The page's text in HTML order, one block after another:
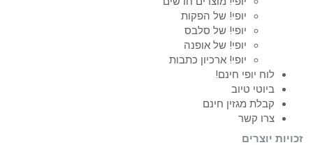
יופי! של הפקות
יופי! של סלבס
יופי! של אופנה
יופי! ארכיון כתבות
לוח יופי חינם!
ביוטי טיוב
קבלת מגזין חינם
צרו קשר
זכויות יוצרים